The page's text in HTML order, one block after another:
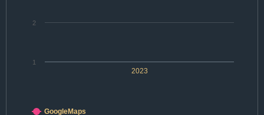
2023
1
2
GoogleMaps